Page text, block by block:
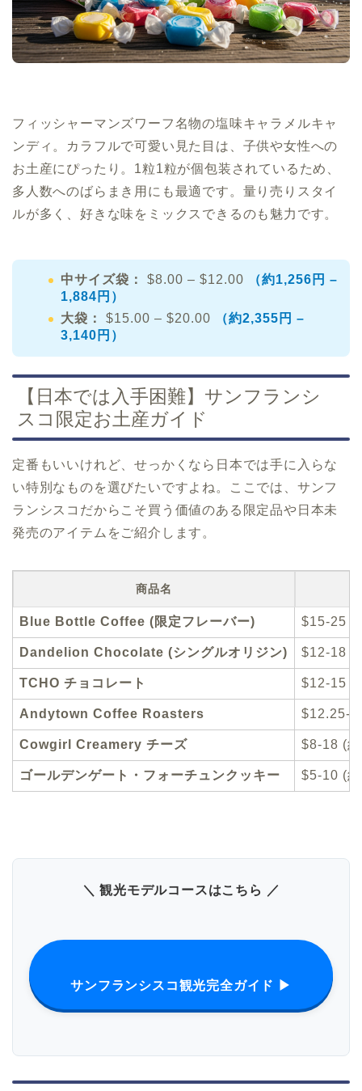
フィッシャーマンズワーフ名物の塩味キャラメルキャ
ンディ。カラフルで可愛い見た目は、子供や女性への
お土産にぴったり。1粒1粒が個包装されているため、
多人数へのばらまき用にも最適です。量り売りスタイ
ルが多く、好きな味をミックスできるのも魅力です。
中サイズ袋： $8.00 – $12.00
（約1,256円 –
1,884円）
大袋：
$15.00 – $20.00
（約2,355円 –
3,140円）
【日本では入手困難】サンフランシ
スコ限定お土産ガイド
定番もいいけれど、せっかくなら日本では手に入らな
い特別なものを選びたいですよね。ここでは、サンフ
ランシスコだからこそ買う価値のある限定品や日本未
発売のアイテムをご紹介します。
商品名
Blue Bottle Coffee (限定フレーバー) $15-25 (
Dandelion Chocolate (シングルオリジン) $12-18 (
TCHO チョコレート $12-15 (
Andytown Coffee Roasters $12.25-
Cowgirl Creamery チーズ $8-18 (
ゴールデンゲート・フォーチュンクッキー $5-10 (
＼ 観光モデルコースはこちら ／
サンフランシスコ観光完全ガイド ▶